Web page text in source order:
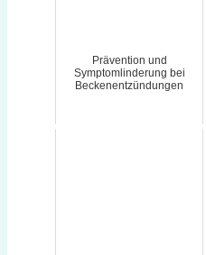
Prävention und
Symptomlinderung bei
Beckenentzündungen